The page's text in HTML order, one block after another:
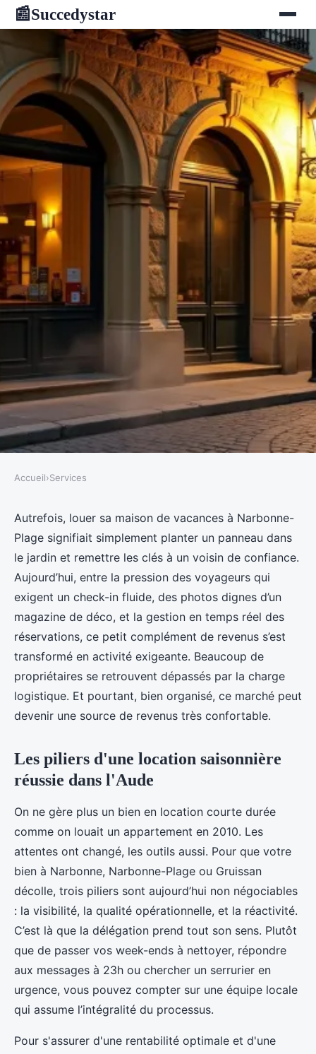
📰Succedystar
Maximisez vos revenus locatifs
avec notre conciergerie à
Narbonne
Nicet•24/05/2026 10:59•9 min de lecture
Accueil›Services
Autrefois, louer sa maison de vacances à Narbonne-
Plage signifiait simplement planter un panneau dans
le jardin et remettre les clés à un voisin de confiance.
Aujourd’hui, entre la pression des voyageurs qui
exigent un check-in fluide, des photos dignes d’un
magazine de déco, et la gestion en temps réel des
réservations, ce petit complément de revenus s’est
transformé en activité exigeante. Beaucoup de
propriétaires se retrouvent dépassés par la charge
logistique. Et pourtant, bien organisé, ce marché peut
devenir une source de revenus très confortable.
Les piliers d'une location saisonnière
réussie dans l'Aude
On ne gère plus un bien en location courte durée
comme on louait un appartement en 2010. Les
attentes ont changé, les outils aussi. Pour que votre
bien à Narbonne, Narbonne-Plage ou Gruissan
décolle, trois piliers sont aujourd’hui non négociables
: la visibilité, la qualité opérationnelle, et la réactivité.
C’est là que la délégation prend tout son sens. Plutôt
que de passer vos week-ends à nettoyer, répondre
aux messages à 23h ou chercher un serrurier en
urgence, vous pouvez compter sur une équipe locale
qui assume l’intégralité du processus.
Pour s'assurer d'une rentabilité optimale et d'une